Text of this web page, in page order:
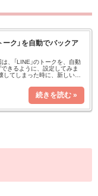
ーク」を自動でバックア
、「LINE」のトークを、自動
きるように、設定してみま
てしまった時に、新しいス